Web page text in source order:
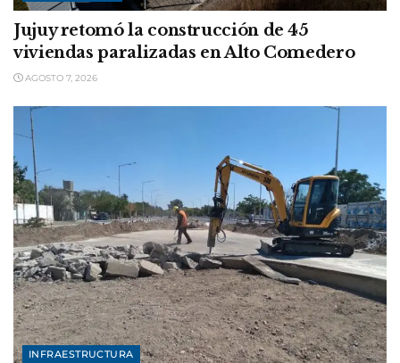
Jujuy retomó la construcción de 45
viviendas paralizadas en Alto Comedero
AGOSTO 7, 2026
INFRAESTRUCTURA